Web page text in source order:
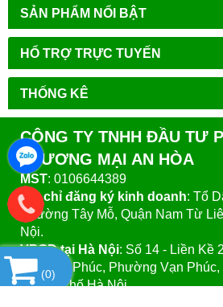
SẢN PHẨM NỔI BẬT
HỔ TRỢ TRỰC TUYẾN
THỐNG KÊ
CÔNG TY TNHH ĐẦU TƯ
THƯƠNG MẠI AN HÒA
MST: 0106644389
Địa chỉ đăng ký kinh doanh: Tổ
Phường Tây Mỗ, Quận Nam Từ
Nội.
VPGD tại Hà Nội: Số 14 - Liền Kề
Mới Vạn Phúc, Phường Vạn
Thành Phố Hà Nội.
(0)